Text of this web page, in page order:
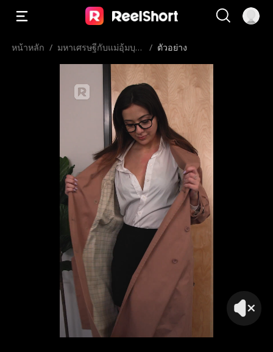
หน้าหลัก / มหาเศรษฐีกับแม่อุ้มบุญ
/ ตัวอย่าง